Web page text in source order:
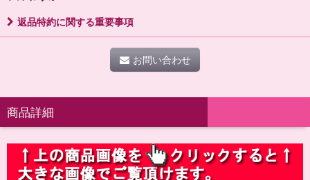
返品特約に関する重要事項
お問い合わせ
商品詳細